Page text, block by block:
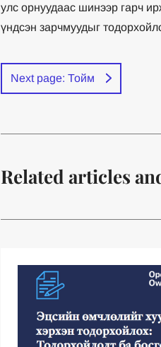
улс орнуудаас шинээр гарч
үндсэн зарчмуудыг
Next page: Тойм
Related articles